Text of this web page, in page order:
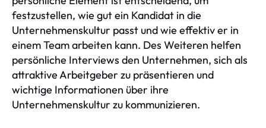
festzustellen, wie gut ein Kandidat in die
Unternehmenskultur passt und wie effektiv er in
einem Team arbeiten kann. Des Weiteren helfen
persönliche Interviews den Unternehmen, sich als
attraktive Arbeitgeber zu präsentieren und
wichtige Informationen über ihre
Unternehmenskultur zu kommunizieren.